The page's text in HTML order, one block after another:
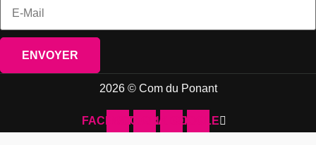
ENVOYER
2026 © Com du Ponant
FACEBOOKINSTAGRAMLINKEDINGOOGLE